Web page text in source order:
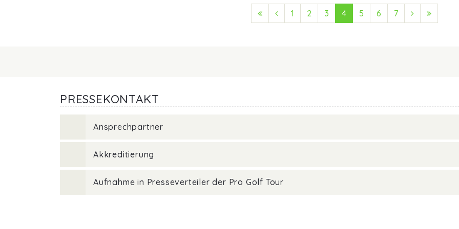
First (Anfang)
Previous (Zurück)
1 2 3 4 5 6 7 NextLast
PRESSEKONTAKT
Ansprechpartner
Akkreditierung
Aufnahme in Presseverteiler der Pro Golf Tour